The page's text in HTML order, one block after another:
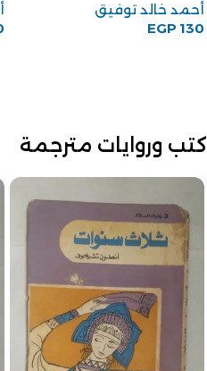
أحمد خالد توفيق
EGP 130
كتب وروايات مترجمة